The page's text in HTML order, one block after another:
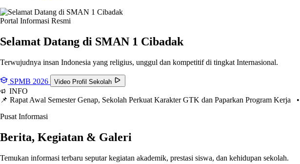
Portal Informasi Resmi
Selamat Datang di SMAN 1 Cibadak
Terwujudnya insan Indonesia yang religius, unggul dan kompetitif di tingkat Internasional.
SPMB 2026 Video Profil Sekolah
INFO
📌 Rapat Awal Semester Genap, Sekolah Perkuat Karakter GTK dan Paparkan Program Kerja •
Pusat Informasi
Berita, Kegiatan & Galeri
Temukan informasi terbaru seputar kegiatan akademik, prestasi siswa, dan kehidupan sekolah.